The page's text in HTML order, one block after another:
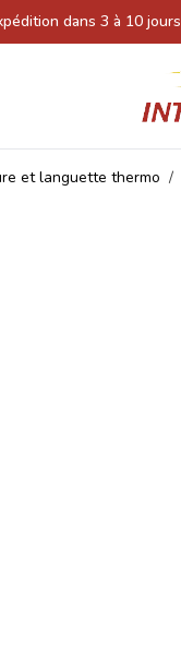
dans 3 à 10 jours
et languette thermo /